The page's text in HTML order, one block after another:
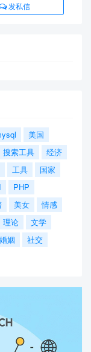
发私信
美国
搜索工具
经济
工具
国家
PHP
美女
情感
理论
文学
婚姻
社交